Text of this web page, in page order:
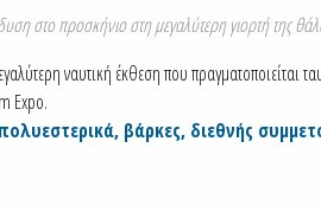
στο προσκήνιο στη μεγαλύτερη γιορτή της
ναυτική έκθεση που πραγματοποιείται
Expo.
βάρκες, διεθνής